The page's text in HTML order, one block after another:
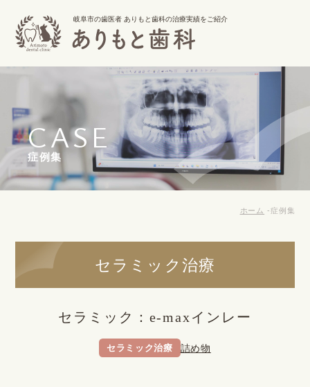
岐阜市の歯医者 ありもと歯科の治療実績をご紹介
CASE
症例集
ホーム 症例集
セラミック治療
セラミック：e-maxインレー
セラミック治療 詰め物